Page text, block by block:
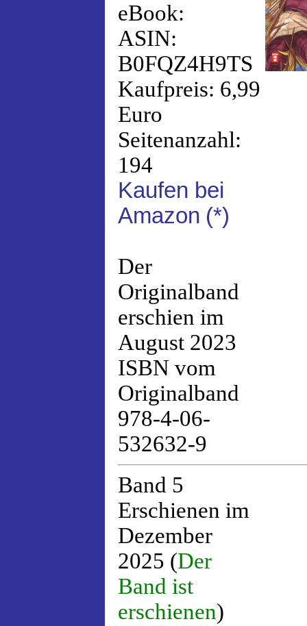
eBook:
ASIN:
B0FQZ4H9TS
Kaufpreis: 6,99
Euro
Seitenanzahl:
194
Kaufen bei
Amazon (*)
Der
Originalband
erschien im
August 2023
ISBN vom
Originalband
978-4-06-
532632-9
Band 5
Erschienen im
Dezember
2025 (Der
Band ist
erschienen)